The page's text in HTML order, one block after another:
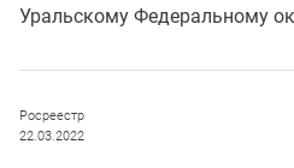
Уральскому Федеральному
Росреестр
22.03.2022